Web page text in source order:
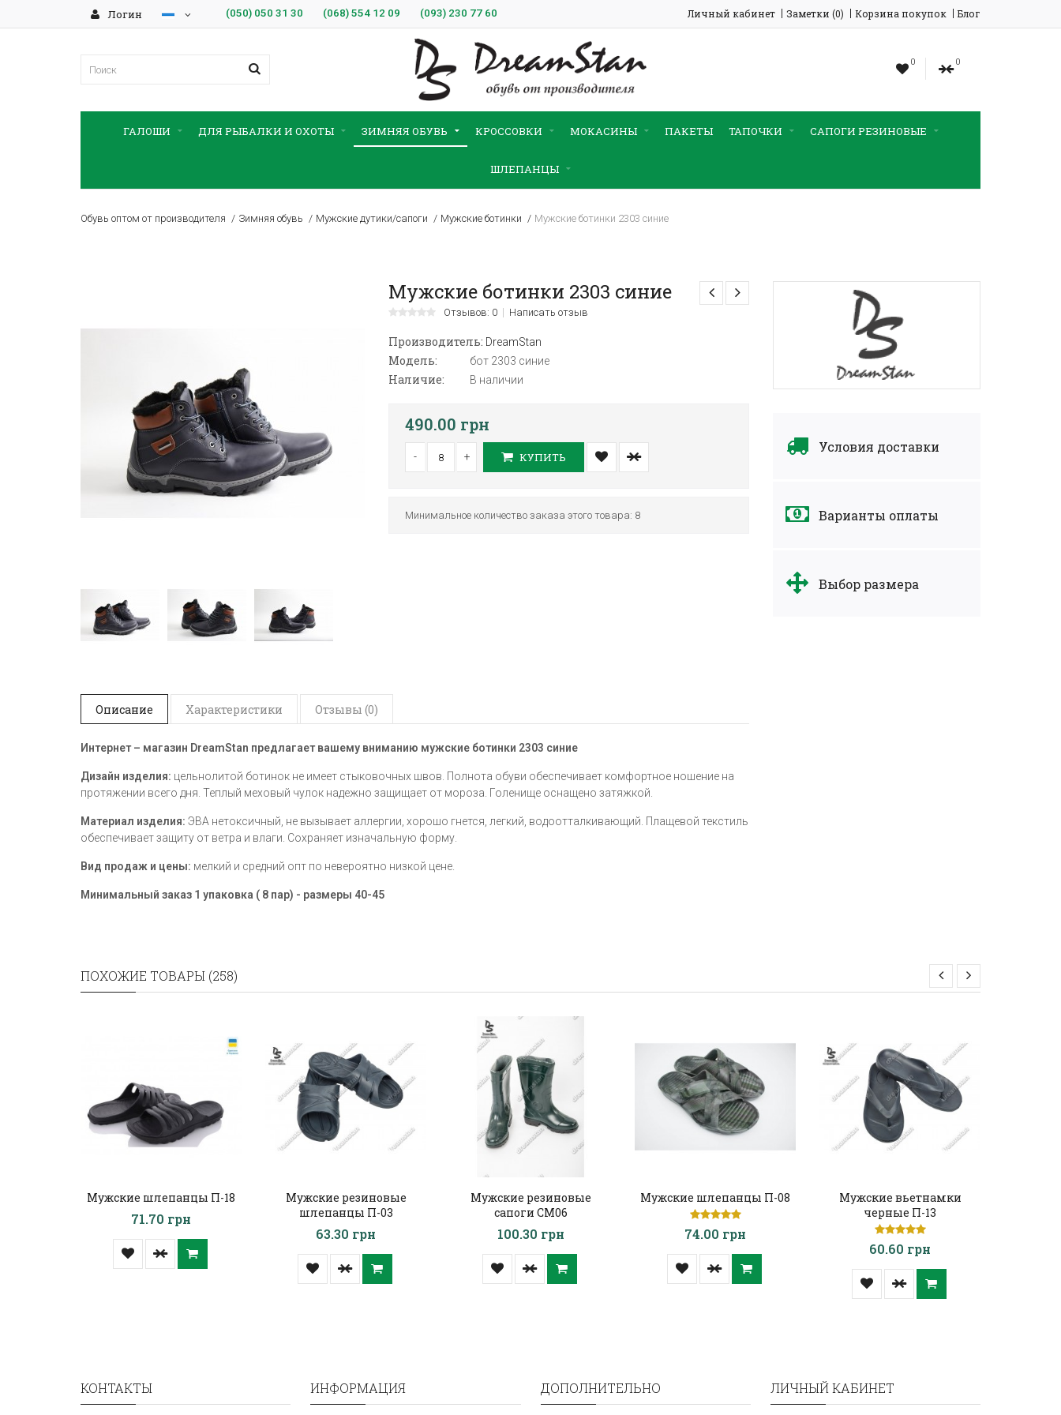
Логин (050) 050 31 30 (068) 554 12 09 (093) 230 77 60 Личный кабинет Заметки (0) Корзина покупок Блог
0 0
ГАЛОШИ ДЛЯ РЫБАЛКИ И ОХОТЫ ЗИМНЯЯ ОБУВЬ КРОССОВКИ МОКАСИНЫ ПАКЕТЫ ТАПОЧКИ САПОГИ РЕЗИНОВЫЕ
ШЛЕПАНЦЫ
Обувь оптом от производителя Зимняя обувь Мужские дутики/сапоги Мужские ботинки Мужские ботинки 2303 синие
Условия доставки
Варианты оплаты
Выбор размера
Мужские ботинки 2303 синие
Отзывов: 0 Написать отзыв
Производитель: DreamStan
Модель: бот 2303 синие
Наличие: В наличии
490.00 грн
- + КУПИТЬ
Минимальное количество заказа этого товара: 8
Описание Характеристики Отзывы (0)
Интернет – магазин DreamStan предлагает вашему вниманию мужские ботинки 2303 синие
Дизайн изделия: цельнолитой ботинок не имеет стыковочных швов. Полнота обуви обеспечивает комфортное ношение на
протяжении всего дня. Теплый меховый чулок надежно защищает от мороза. Голенище оснащено затяжкой.
Материал изделия: ЭВА нетоксичный, не вызывает аллергии, хорошо гнется, легкий, водоотталкивающий. Плащевой текстиль
обеспечивает защиту от ветра и влаги. Сохраняет изначальную форму.
Вид продаж и цены: мелкий и средний опт по невероятно низкой цене.
Минимальный заказ 1 упаковка ( 8 пар) - размеры 40-45
ПОХОЖИЕ ТОВАРЫ (258)
Мужские шлепанцы П-18
71.70 грн
Мужские резиновые
шлепанцы П-03
63.30 грн
Мужские резиновые
сапоги СМ06
100.30 грн
Мужские шлепанцы П-08
74.00 грн
Мужские вьетнамки
черные П-13
60.60 грн
КОНТАКТЫ ИНФОРМАЦИЯ ДОПОЛНИТЕЛЬНО ЛИЧНЫЙ КАБИНЕТ